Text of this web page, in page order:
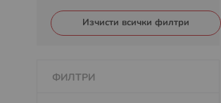
Изчисти всички филтри
ФИЛТРИ